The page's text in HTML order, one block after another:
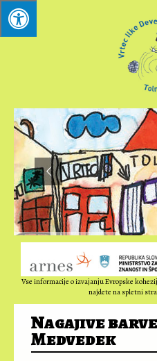
Vse informacije o izvajanju Evropske
najdete na spletni
Nagajive
Medvedek